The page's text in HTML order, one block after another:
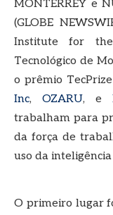
MONTERREY e
(GLOBE
Institute for
Tecnológico de
o prêmio
Inc, OZARU, e
trabalham para
da força de
uso da
O primeiro lugar